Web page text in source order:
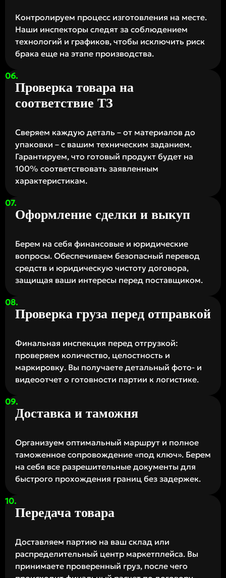
Контролируем процесс изготовления на месте.
Наши инспекторы следят за соблюдением
технологий и графиков, чтобы исключить риск
брака еще на этапе производства.
Проверка товара на
соответствие ТЗ
Сверяем каждую деталь – от материалов до
упаковки – с вашим техническим заданием.
Гарантируем, что готовый продукт будет на
100% соответствовать заявленным
характеристикам.
Оформление сделки и выкуп
Берем на себя финансовые и юридические
вопросы. Обеспечиваем безопасный перевод
средств и юридическую чистоту договора,
защищая ваши интересы перед поставщиком.
Проверка груза перед отправкой
Финальная инспекция перед отгрузкой:
проверяем количество, целостность и
маркировку. Вы получаете детальный фото- и
видеоотчет о готовности партии к логистике.
Доставка и таможня
Организуем оптимальный маршрут и полное
таможенное сопровождение «под ключ». Берем
на себя все разрешительные документы для
быстрого прохождения границ без задержек.
Передача товара
Доставляем партию на ваш склад или
распределительный центр маркетплейса. Вы
принимаете проверенный груз, после чего